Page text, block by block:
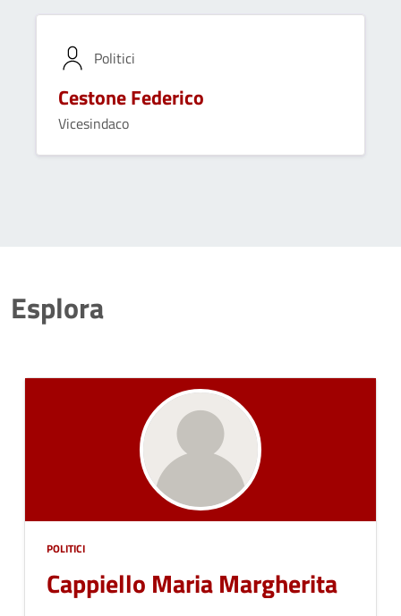
Politici
Cestone Federico
Vicesindaco
Esplora
POLITICI
Cappiello Maria Margherita